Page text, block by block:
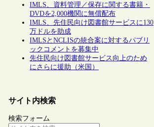
IMLS、資料管理／保存に関する書籍・
DVDを2,000機関に無償配布
IMLS、先住民向け図書館サービスに130
万ドルを助成
IMLSとNCLISの統合案に対するパブリ
ックコメントを募集中
先住民向け図書館サービス向上のため
にさらに援助（米国）
サイト内検索
検索フォーム